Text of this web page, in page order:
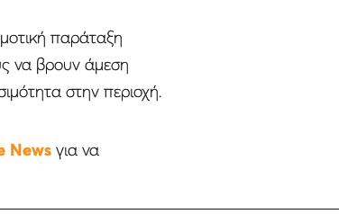
παράταξη
να βρουν άμεση
στην περιοχή.
Newsγια να